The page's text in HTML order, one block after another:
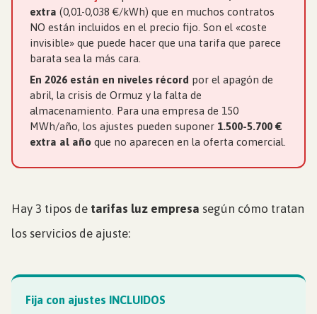
extra (0,01-0,038 €/kWh) que en muchos contratos
NO están incluidos en el precio fijo. Son el «coste
invisible» que puede hacer que una tarifa que parece
barata sea la más cara.
En 2026 están en niveles récord por el apagón de
abril, la crisis de Ormuz y la falta de
almacenamiento. Para una empresa de 150
MWh/año, los ajustes pueden suponer 1.500-5.700 €
extra al año que no aparecen en la oferta comercial.
Hay 3 tipos de tarifas luz empresa según cómo tratan
los servicios de ajuste:
Fija con ajustes INCLUIDOS